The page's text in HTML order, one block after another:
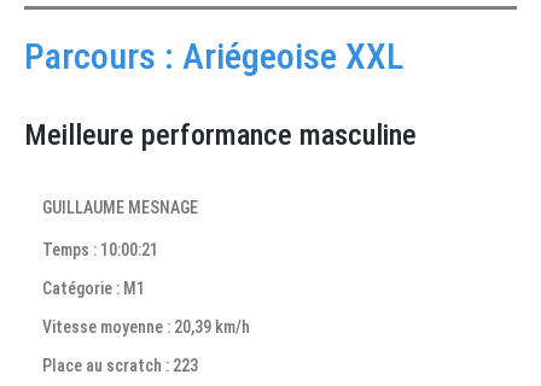
Parcours : Ariégeoise XXL
Meilleure performance masculine
GUILLAUME MESNAGE
Temps : 10:00:21
Catégorie : M1
Vitesse moyenne : 20,39 km/h
Place au scratch : 223